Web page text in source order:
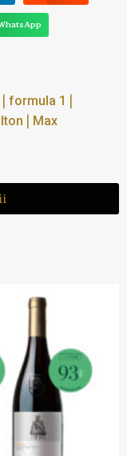
| formula 1 |
| Max